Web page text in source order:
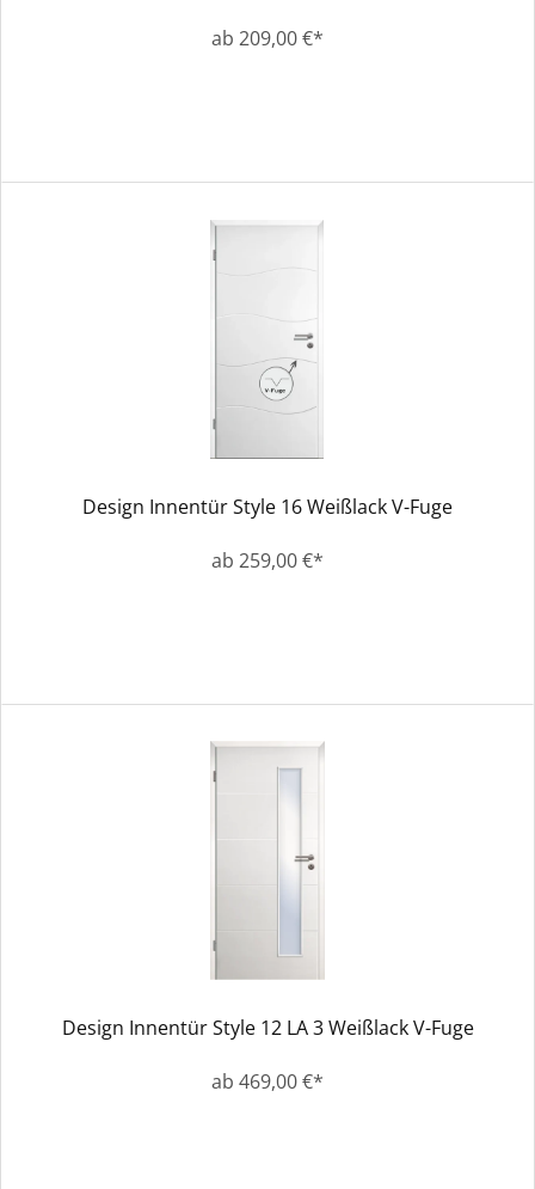
ab 209,00 €*
Design Innentür Style 16 Weißlack V-Fuge
ab 259,00 €*
Design Innentür Style 12 LA 3 Weißlack V-Fuge
ab 469,00 €*